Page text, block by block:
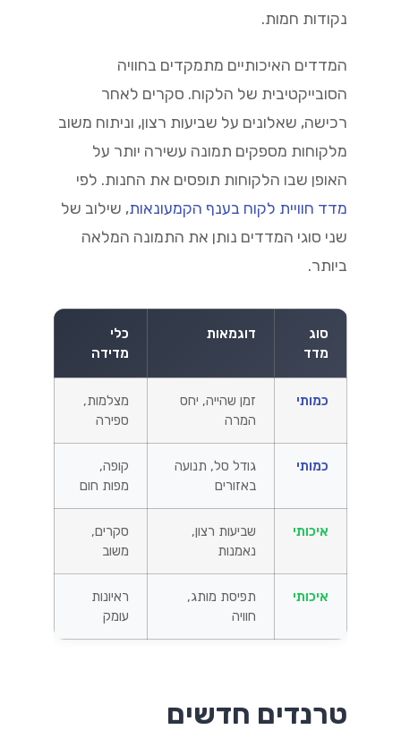
נקודות חמות.
המדדים האיכותיים מתמקדים בחוויה
הסובייקטיבית של הלקוח. סקרים לאחר
רכישה, שאלונים על שביעות רצון, וניתוח משוב
מלקוחות מספקים תמונה עשירה יותר על
האופן שבו הלקוחות תופסים את החנות. לפי
מדד חוויית לקוח בענף הקמעונאות, שילוב של
שני סוגי המדדים נותן את התמונה המלאה
ביותר.
סוג
מדד
דוגמאות
כלי
מדידה
כמותי
זמן שהייה, יחס
המרה
מצלמות,
ספירה
כמותי
גודל סל, תנועה
באזורים
קופה,
מפות חום
איכותי
שביעות רצון,
נאמנות
סקרים,
משוב
איכותי
תפיסת מותג,
חוויה
ראיונות
עומק
טרנדים חדשים